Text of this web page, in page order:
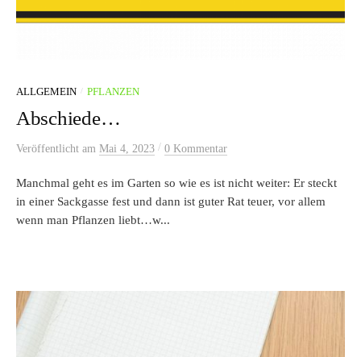
ALLGEMEIN / PFLANZEN
Abschiede…
Veröffentlicht am Mai 4, 2023 / 0 Kommentar
Manchmal geht es im Garten so wie es ist nicht weiter: Er steckt
in einer Sackgasse fest und dann ist guter Rat teuer, vor allem
wenn man Pflanzen liebt…w...